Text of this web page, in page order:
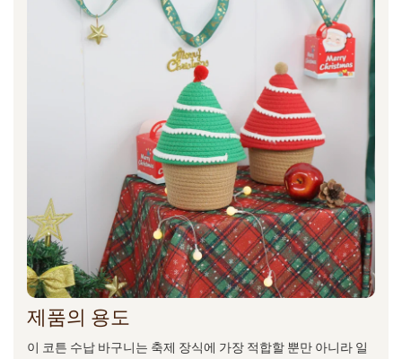
제품의 용도
이 코튼 수납 바구니는 축제 장식에 가장 적합할 뿐만 아니라 일